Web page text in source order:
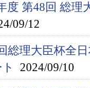
度 第48回 総
09/12
総理大臣杯全
2024/09/10